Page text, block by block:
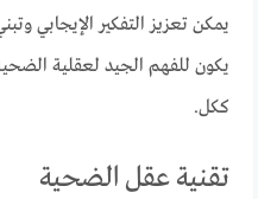
يمكن تعزيز التفكير الإيجابي
يكون للفهم الجيد لعقلية
ككل.
تقنية عقل الضحية